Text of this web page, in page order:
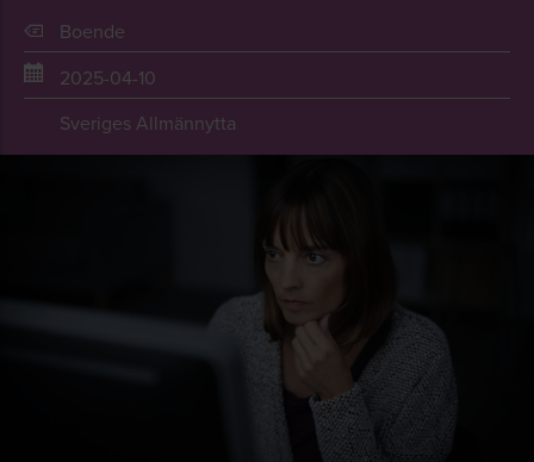
Boende
2025-04-10
Sveriges Allmännytta